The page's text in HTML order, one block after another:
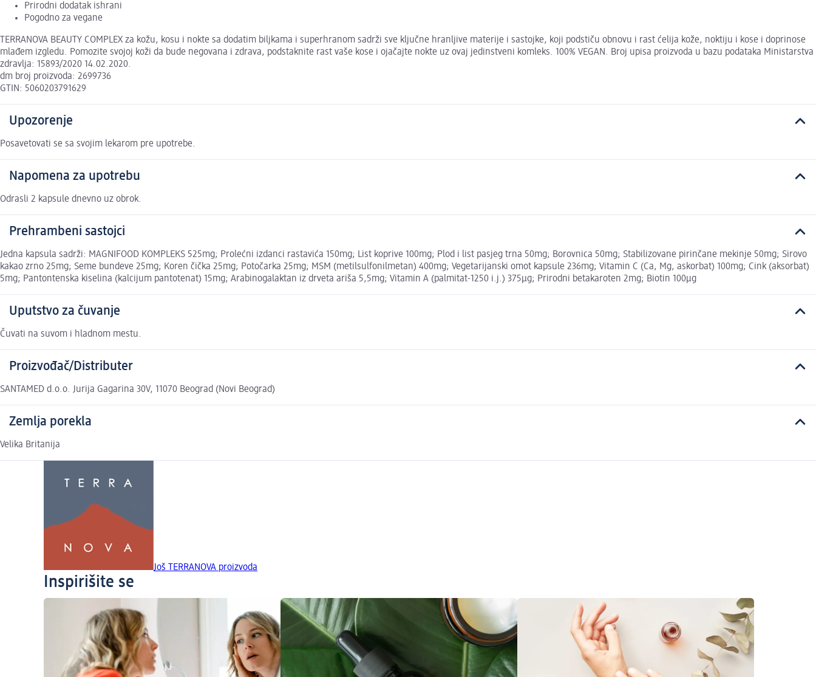
Prirodni dodatak ishrani
Pogodno za vegane
TERRANOVA BEAUTY COMPLEX za kožu, kosu i nokte sa dodatim biljkama i superhranom sadrži sve ključne hranljive materije i sastojke, koji podstiču obnovu i rast ćelija kože, noktiju i kose i doprinose
mlađem izgledu. Pomozite svojoj koži da bude negovana i zdrava, podstaknite rast vaše kose i ojačajte nokte uz ovaj jedinstveni komleks. 100% VEGAN. Broj upisa proizvoda u bazu podataka Ministarstva
zdravlja: 15893/2020 14.02.2020.
dm broj proizvoda: 2699736
GTIN: 5060203791629
Upozorenje
Posavetovati se sa svojim lekarom pre upotrebe.
Napomena za upotrebu
Odrasli 2 kapsule dnevno uz obrok.
Prehrambeni sastojci
Jedna kapsula sadrži: MAGNIFOOD KOMPLEKS 525mg; Prolećni izdanci rastavića 150mg; List koprive 100mg; Plod i list pasjeg trna 50mg; Borovnica 50mg; Stabilizovane pirinčane mekinje 50mg; Sirovo
kakao zrno 25mg; Seme bundeve 25mg; Koren čička 25mg; Potočarka 25mg; MSM (metilsulfonilmetan) 400mg; Vegetarijanski omot kapsule 236mg; Vitamin C (Ca, Mg, askorbat) 100mg; Cink (aksorbat)
5mg; Pantontenska kiselina (kalcijum pantotenat) 15mg; Arabinogalaktan iz drveta ariša 5,5mg; Vitamin A (palmitat-1250 i.j.) 375µg; Prirodni betakaroten 2mg; Biotin 100µg
Uputstvo za čuvanje
Čuvati na suvom i hladnom mestu.
Proizvođač/Distributer
SANTAMED d.o.o. Jurija Gagarina 30V, 11070 Beograd (Novi Beograd)
Zemlja porekla
Velika Britanija
Još TERRANOVA proizvoda
Inspirišite se